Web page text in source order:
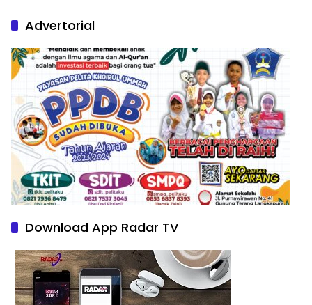
Advertorial
Download App Radar TV